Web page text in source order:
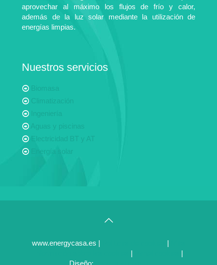
aprovechar al máximo los flujos de frío y calor,
además de la luz solar mediante la utilización de
energías limpias.
Nuestros servicios
Electricidad BT y AT
Energía solar
www.energycasa.es | |
|
|
Diseño: